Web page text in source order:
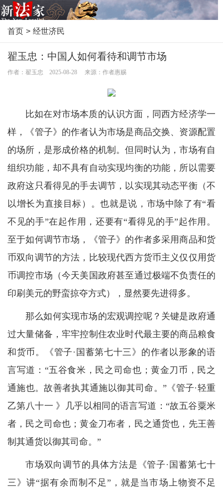
首页 > 经世济民
翟玉忠：中国人如何看待和调节市场
作者：翟玉忠 2025-08-28 来源：作者惠赐
比如在对市场本质的认识方面，同西方经济学一
样，《管子》的作者认为市场是商品交换、资源配置
的场所，是形成价格的机制。但同时认为，市场有自
组织功能，却不具有自动实现均衡的功能，所以需要
政府这只看得见的手去调节，以实现其动态平衡（不
以增长为直接目标）。也就是说，市场中除了有“看
不见的手”在起作用，还要有“看得见的手”起作用。
至于如何调节市场，《管子》的作者多采用商品和货
币双向调节的方法，比较现代西方货币主义仅仅用货
币调控市场（今天美国政府甚至通过极端不负责任的
印刷美元的野蛮掠夺方式），显然要先进得多。
那么如何实现市场的宏观调控呢？关键是政府通
过大量储备，牢牢控制住农业时代最主要的商品粮食
和货币。《管子·国蓄第七十三》的作者以形象的语
言写道：“五谷食米，民之司命也；黄金刀币，民之
通施也。故善者执其通施以御其司命。”《管子·轻重
乙第八十一 》几乎以相同的语言写道：“故五谷粟米
者，民之司命也；黄金刀布者，民之通货也，先王善
制其通货以御其司命。”
市场双向调节的具体方法是《管子·国蓄第七十
三》讲“据有余而制不足”，就是当市场上物资不足